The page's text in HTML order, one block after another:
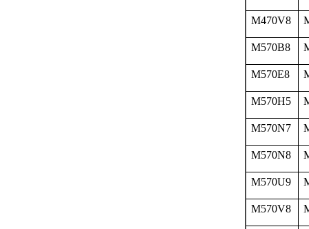
M470V8
M570B8
M570E8
M570H5
M570N7
M570N8
M570U9
M570V8